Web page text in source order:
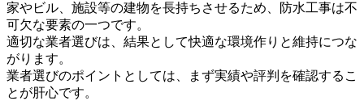
家やビル、施設等の建物を長持ちさせるため、防水工事は不
可欠な要素の一つです。
適切な業者選びは、結果として快適な環境作りと維持につな
がります。
業者選びのポイントとしては、まず実績や評判を確認するこ
とが肝心です。